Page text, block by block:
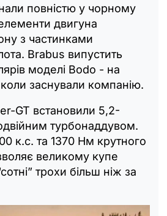
повністю у чорному
двигуна
з частинками
Brabus випустить
моделі Bodo - на
заснували компанію.
GT встановили 5,2-
турбонаддувом.
к.с. та 1370 Нм крутного
великому купе
трохи більш ніж за